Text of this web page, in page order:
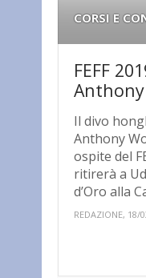
CORSI E
FEFF
Il divo
Anthony
ospite del
ritirerà a
d’Oro alla
REDAZIONE, 18/